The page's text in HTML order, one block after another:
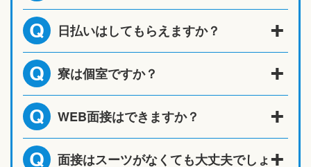
Q 日払いはしてもらえますか？
Q 寮は個室ですか？
Q WEB面接はできますか？
Q 面接はスーツがなくても大丈夫でしょ